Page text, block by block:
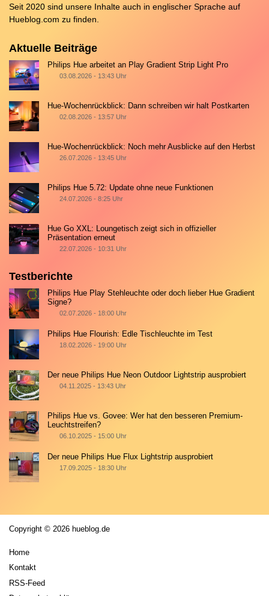
Seit 2020 sind unsere Inhalte auch in englischer Sprache auf
Hueblog.com zu finden.
Aktuelle Beiträge
Philips Hue arbeitet an Play Gradient Strip Light Pro
03.08.2026 - 13:43 Uhr
Hue-Wochenrückblick: Dann schreiben wir halt Postkarten
02.08.2026 - 13:57 Uhr
Hue-Wochenrückblick: Noch mehr Ausblicke auf den Herbst
26.07.2026 - 13:45 Uhr
Philips Hue 5.72: Update ohne neue Funktionen
24.07.2026 - 8:25 Uhr
Hue Go XXL: Loungetisch zeigt sich in offizieller
Präsentation erneut
22.07.2026 - 10:31 Uhr
Testberichte
Philips Hue Play Stehleuchte oder doch lieber Hue Gradient
Signe?
02.07.2026 - 18:00 Uhr
Philips Hue Flourish: Edle Tischleuchte im Test
18.02.2026 - 19:00 Uhr
Der neue Philips Hue Neon Outdoor Lightstrip ausprobiert
04.11.2025 - 13:43 Uhr
Philips Hue vs. Govee: Wer hat den besseren Premium-
Leuchtstreifen?
06.10.2025 - 15:00 Uhr
Der neue Philips Hue Flux Lightstrip ausprobiert
17.09.2025 - 18:30 Uhr
Copyright © 2026 hueblog.de
Home
Kontakt
RSS-Feed